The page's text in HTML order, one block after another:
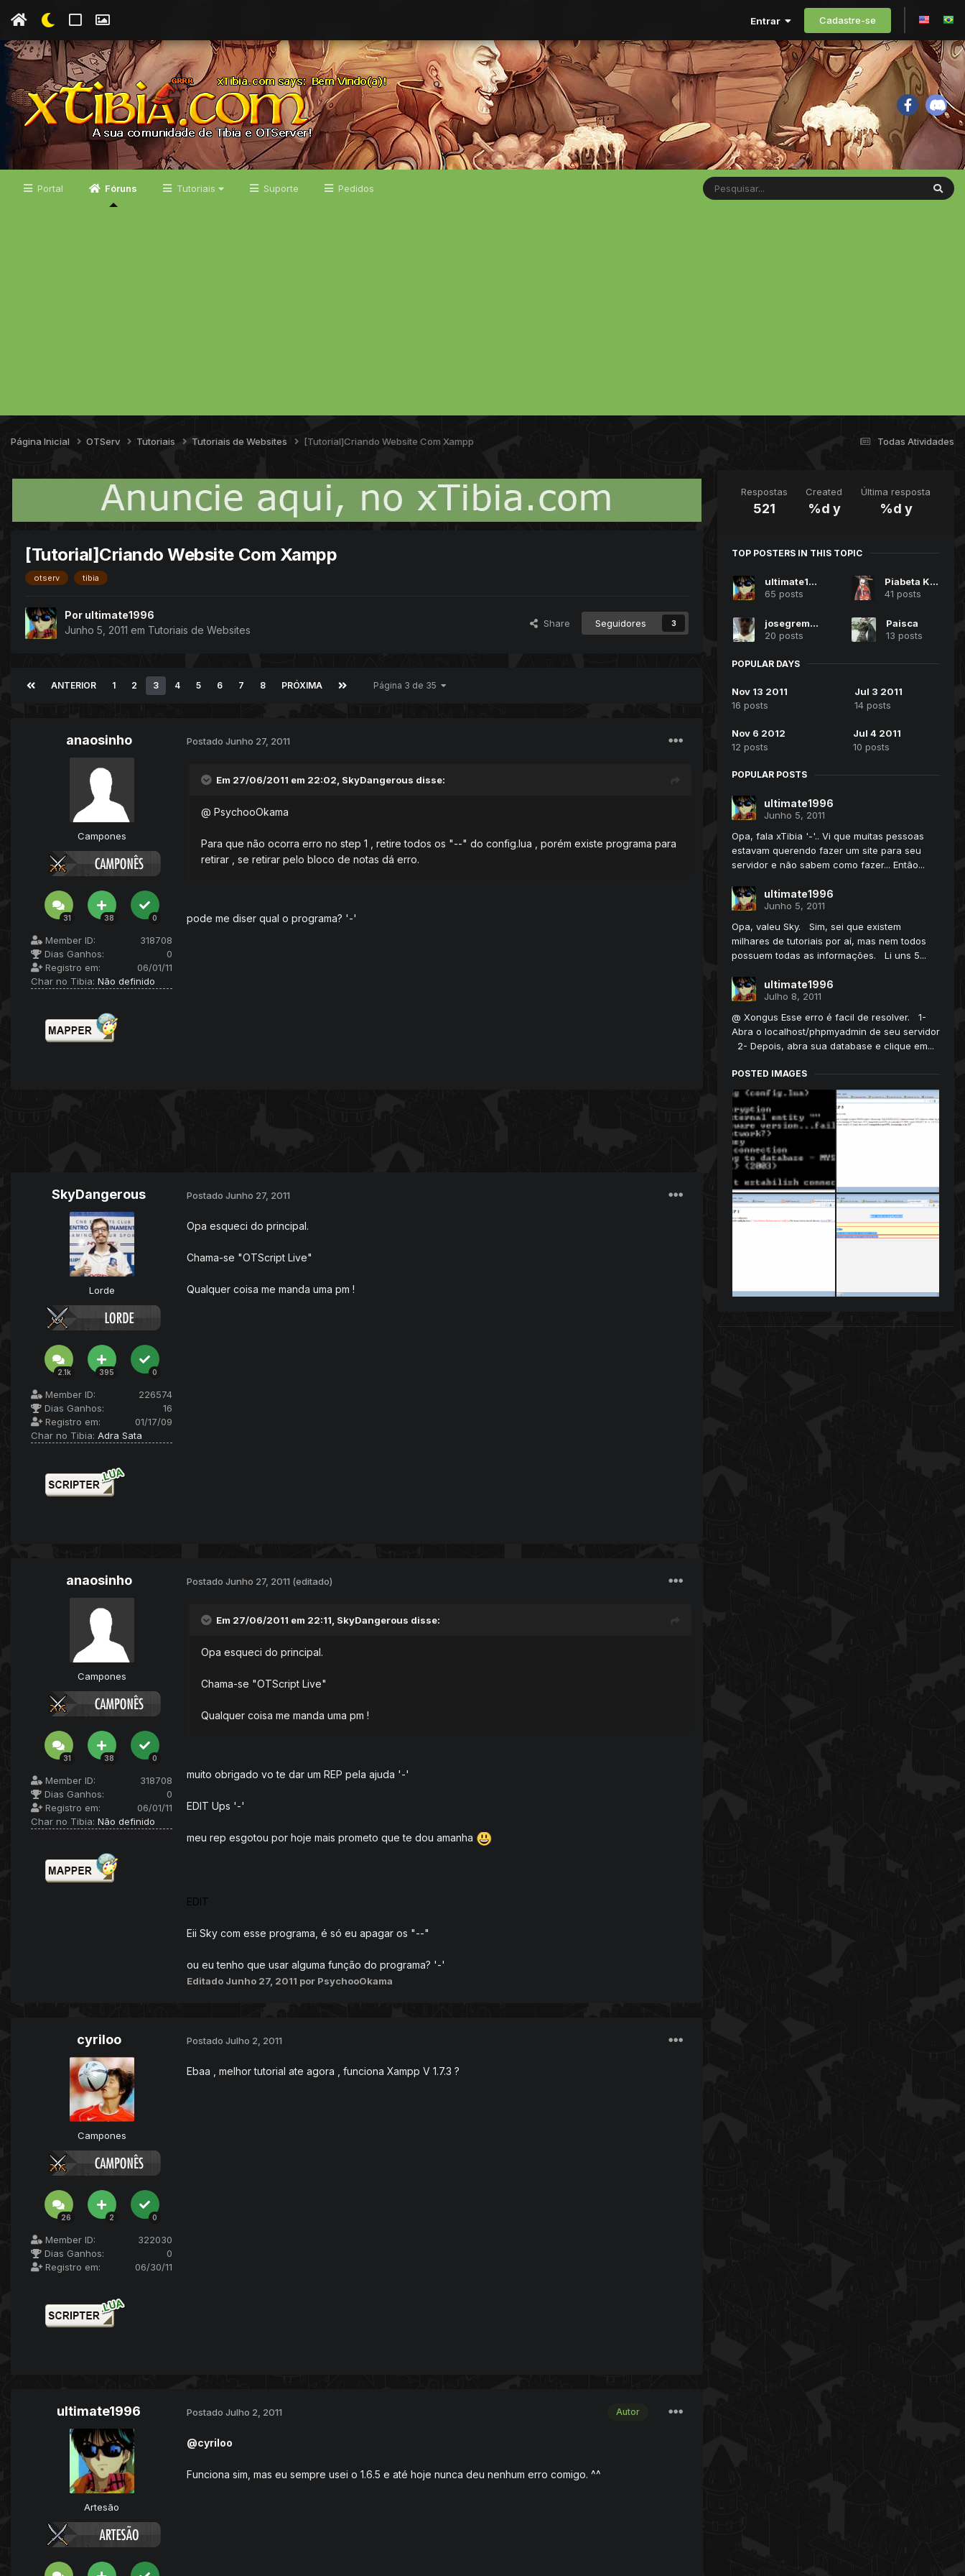
Entrar Cadastre-se
Portal Fóruns Tutoriais Suporte Pedidos
Todas Atividades
Página Inicial OTServ Tutoriais Tutoriais de Websites [Tutorial]Criando Website Com Xampp
[Tutorial]Criando Website Com Xampp
otserv tibia
Por ultimate1996
Junho 5, 2011 em Tutoriais de Websites
Share Seguidores 3
ANTERIOR 1 2 3 4 5 6 7 8 PRÓXIMA Página 3 de 35
anaosinho
Campones
31 38 0
Member ID:
318708
Dias Ganhos:
0
Registro em:
06/01/11
Char no Tibia: Não definido
Postado Junho 27, 2011
Em 27/06/2011 em 22:02, SkyDangerous disse:
@ PsychooOkama
Para que não ocorra erro no step 1 , retire todos os "--" do config.lua , porém existe programa para
retirar , se retirar pelo bloco de notas dá erro.
pode me diser qual o programa? '-'
SkyDangerous
Lorde
2.1k 395 0
Member ID:
226574
Dias Ganhos:
16
Registro em:
01/17/09
Char no Tibia: Adra Sata
Postado Junho 27, 2011
Opa esqueci do principal.
Chama-se "OTScript Live"
Qualquer coisa me manda uma pm !
anaosinho
Campones
31 38 0
Member ID:
318708
Dias Ganhos:
0
Registro em:
06/01/11
Char no Tibia: Não definido
Postado Junho 27, 2011 (editado)
Em 27/06/2011 em 22:11, SkyDangerous disse:
Opa esqueci do principal.
Chama-se "OTScript Live"
Qualquer coisa me manda uma pm !
muito obrigado vo te dar um REP pela ajuda '-'
EDIT Ups '-'
meu rep esgotou por hoje mais prometo que te dou amanha
EDIT
Eii Sky com esse programa, é só eu apagar os "--"
ou eu tenho que usar alguma função do programa? '-'
Editado Junho 27, 2011 por PsychooOkama
cyriloo
Campones
26 2 0
Member ID:
322030
Dias Ganhos:
0
Registro em:
06/30/11
Postado Julho 2, 2011
Ebaa , melhor tutorial ate agora , funciona Xampp V 1.7.3 ?
ultimate1996
Artesão
Autor
Postado Julho 2, 2011
@cyriloo
Funciona sim, mas eu sempre usei o 1.6.5 e até hoje nunca deu nenhum erro comigo. ^^
Respostas
521
Created
%d y
Última resposta
%d y
TOP POSTERS IN THIS TOPIC
ultimate1996
65 posts
Piabeta Kun
41 posts
josegremista
20 posts
Paisca
13 posts
POPULAR DAYS
Nov 13 2011
16 posts
Jul 3 2011
14 posts
Nov 6 2012
12 posts
Jul 4 2011
10 posts
POPULAR POSTS
ultimate1996
Junho 5, 2011
Opa, fala xTibia '-'.. Vi que muitas pessoas
estavam querendo fazer um site para seu
servidor e não sabem como fazer... Então...
ultimate1996
Junho 5, 2011
Opa, valeu Sky. Sim, sei que existem
milhares de tutoriais por aí, mas nem todos
possuem todas as informações. Li uns 5...
ultimate1996
Julho 8, 2011
@ Xongus Esse erro é facil de resolver. 1-
Abra o localhost/phpmyadmin de seu servidor
2- Depois, abra sua database e clique em...
POSTED IMAGES